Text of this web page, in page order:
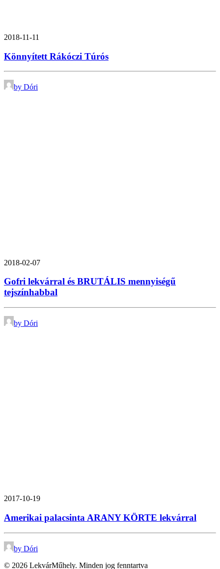
2018-11-11
Könnyített Rákóczi Túrós
by Dóri
2018-02-07
Gofri lekvárral és BRUTÁLIS mennyiségű
tejszínhabbal
by Dóri
2017-10-19
Amerikai palacsinta ARANY KÖRTE lekvárral
by Dóri
© 2026 LekvárMűhely. Minden jog fenntartva